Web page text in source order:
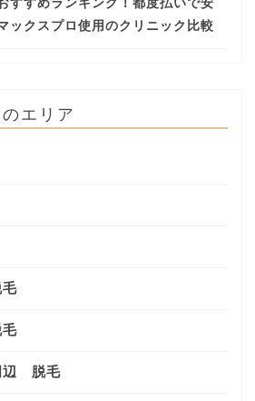
すすめランキング！都度払いで安
ックスプロ使用のクリニック比較
エリア
辺 脱毛